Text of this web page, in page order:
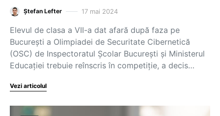
Ștefan Lefter 17 mai 2024
Elevul de clasa a VII-a dat afară după faza pe
București a Olimpiadei de Securitate Cibernetică
(OSC) de Inspectoratul Școlar București și Ministerul
Educației trebuie reînscris în competiție, a decis…
Vezi articolul